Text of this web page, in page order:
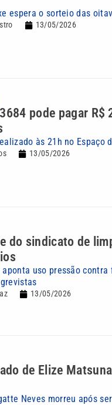
espera o sorteio das
13/05/2026
pode pagar R$
às 21h no Espaço
13/05/2026
do sindicato de
uso pressão
13/05/2026
de Elize
Neves morreu após